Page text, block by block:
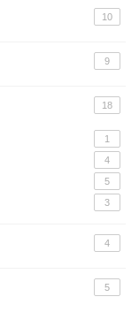
10
9
18
1
4
5
3
4
5